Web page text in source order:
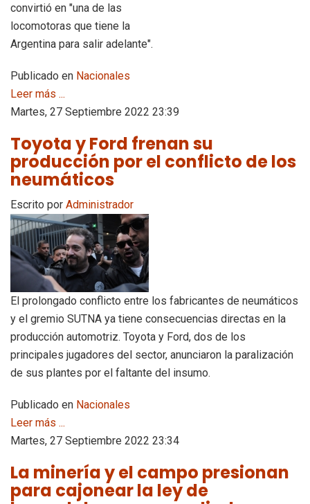
convirtió en "una de las
locomotoras que tiene la
Argentina para salir adelante".
Publicado en Nacionales
Leer más ...
Martes, 27 Septiembre 2022 23:39
Toyota y Ford frenan su
producción por el conflicto de los
neumáticos
Escrito por Administrador
El prolongado conflicto entre los fabricantes de neumáticos
y el gremio SUTNA ya tiene consecuencias directas en la
producción automotriz. Toyota y Ford, dos de los
principales jugadores del sector, anunciaron la paralización
de sus plantes por el faltante del insumo.
Publicado en Nacionales
Leer más ...
Martes, 27 Septiembre 2022 23:34
La minería y el campo presionan
para cajonear la ley de